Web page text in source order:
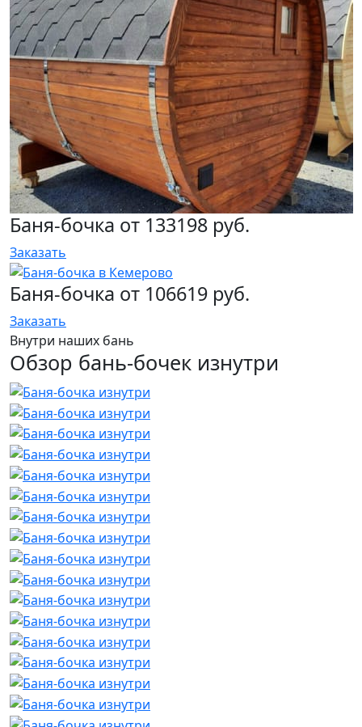
Баня-бочка от 133198 руб.
Заказать
Баня-бочка от 106619 руб.
Заказать
Внутри наших бань
Обзор бань-бочек изнутри